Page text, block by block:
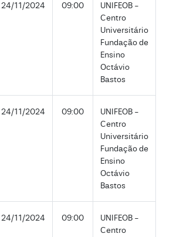
24/11/2024 09:00
UNIFEOB -
Centro
Universitário
Fundação de
Ensino
Octávio
Bastos
24/11/2024 09:00
UNIFEOB -
Centro
Universitário
Fundação de
Ensino
Octávio
Bastos
24/11/2024 09:00
UNIFEOB -
Centro